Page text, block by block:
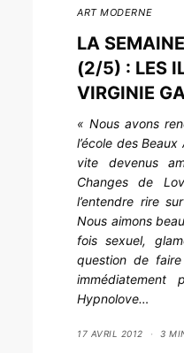
ART MODERNE
LA
(2/5) : LES
VIRGINIE
« Nous avons
l’école des
vite devenus
Changesde
l’entendre rire
Nous aimons
fois sexuel,
question de
Hypnolove…
17 AVRIL 2012 3